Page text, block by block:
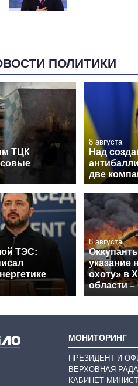
ПОЛИТИКИ
ТЦК
8 августа
Над
две
ТЭС:
8 августа
указание
охоту» в
области
МОНИТОРИНГ
ПРЕЗИДЕНТ И
ВЕРХОВНАЯ РАДА
КАБИНЕТ